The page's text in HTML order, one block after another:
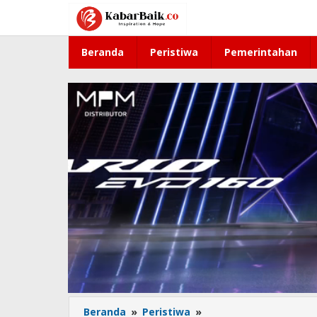
konten
Beranda Peristiwa Pemerintahan
Beranda » Peristiwa »